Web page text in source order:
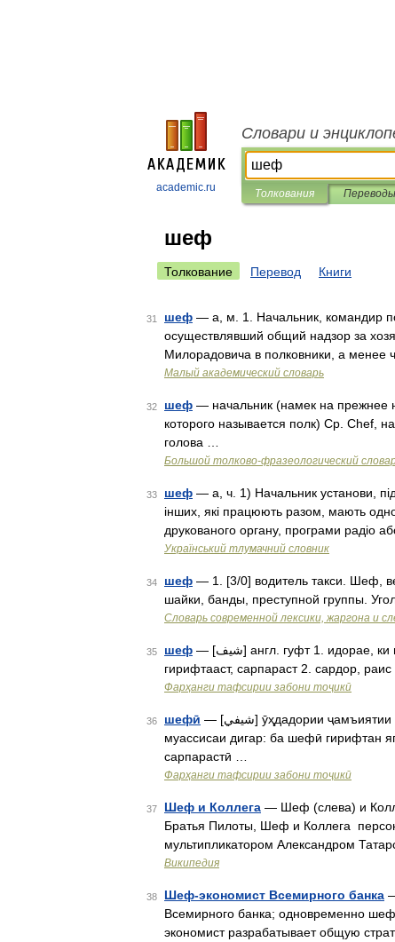
academic.ru
Словари и
Толкования Переводы
шеф
Толкование Перевод Книги
31 шеф — а, м. 1. Начальник, командир
осуществлявший общий надзор за
Милорадовича в полковники, а менее
Малый академический словарь
32 шеф — начальник (намек на прежнее
которого называется полк) Ср. Chef,
голова …
Большой толково-фразеологический
33 шеф — а, ч. 1) Начальник установи,
інших, які працюють разом, мають
друкованого органу, програми радіо
Український тлумачний словник
34 шеф — 1. [3/0] водитель такси. Шеф,
шайки, банды, преступной группы.
Cловарь современной лексики, жаргона и
35 шеф — [شيف] англ. гуфт 1. идорае, ки муассисае, мактабе ё муассисаи дигареро ба шефӣ
гирифтааст, сарпараст 2. сардор, раис
Фарҳанги тафсирии забони тоҷикӣ
36 шефӣ — [شيفي] ӯҳдадории ҷамъиятии муассисае барои ёрии моддӣ додан ба идора, мактаб ё
муассисаи дигар: ба шефӣ гирифтан
сарпарастӣ …
Фарҳанги тафсирии забони тоҷикӣ
37 Шеф и Коллега — Шеф (слева) и
Братья Пилоты, Шеф и Коллега
мультипликатором Александром
Википедия
38 Шеф-экономист Всемирного банка
Всемирного банка; одновременно
экономист разрабатывает общую